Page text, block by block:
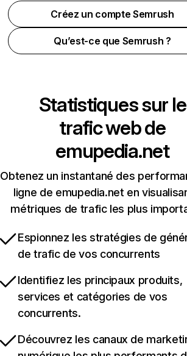
Créez un compte Semrush
Qu’est-ce que Semrush ?
Statistiques sur le
trafic web de
emupedia.net
Obtenez un instantané des
ligne de emupedia.net en
métriques de trafic les plus
Espionnez les stratégies de
de trafic de vos concurrents
Identifiez les principaux produits,
services et catégories de vos
concurrents.
Découvrez les canaux de